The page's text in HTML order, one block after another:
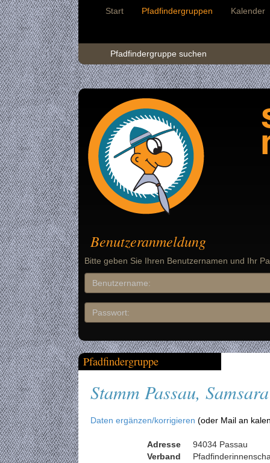
Start Pfadfindergruppen Kalender
Pfadfindergruppe suchen
Benutzeranmeldung
Bitte geben Sie Ihren Benutzernamen und Ihr
Pfadfindergruppe
Stamm Passau, Samsara
Daten ergänzen/korrigieren (oder Mail an
Adresse
94034 Passau
Verband